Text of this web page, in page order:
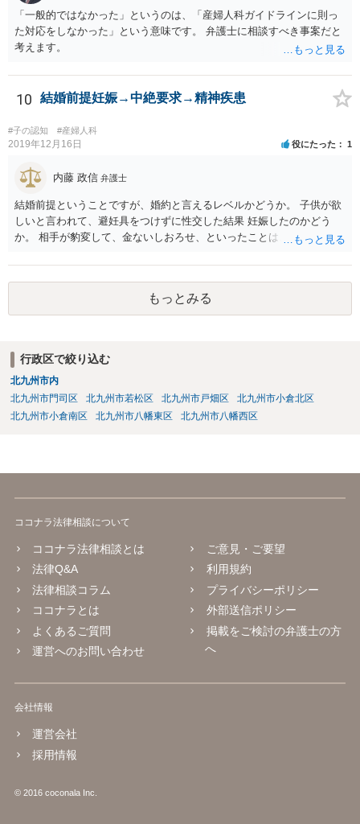
「一般的ではなかった」というのは、「産婦人科ガイドラインに則っ
た対応をしなかった」という意味です。 弁護士に相談すべき事案だと
考えます。
10 結婚前提妊娠→中絶要求→精神疾患
#子の認知 #産婦人科
2019年12月16日 役にたった 1
内藤 政信 弁護士
結婚前提ということですが、婚約と言えるレベルかどうか。 子供が欲
しいと言われて、避妊具をつけずに性交した結果 妊娠したのかどう
か。 相手が豹変して、金ないしおろせ、といったことは、不法 行為に
よるも のかどうか、説明付きの診断書が欲しいですね。 慰謝料請求
は、可能でしょう。
もっとみる
行政区で絞り込む
北九州市内
北九州市門司区
北九州市若松区 北九州市戸畑区
北九州市小倉北区
北九州市小倉南区
北九州市八幡東区 北九州市八幡西区
ココナラ法律相談について
ココナラ法律相談とは
法律Q&A
法律相談コラム
ココナラとは
よくあるご質問
運営へのお問い合わせ
ご意見・ご要望
利用規約
プライバシーポリシー
外部送信ポリシー
掲載をご検討の弁護士の方
へ
会社情報
運営会社
採用情報
© 2016 coconala Inc.